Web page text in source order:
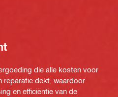
die alle kosten voor
reparatie dekt, waardoor
en efficiëntie van de